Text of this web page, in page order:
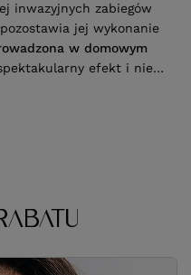
inwazyjnych zabiegów
jej wykonanie
w domowym
efekt i nie
ekspertów